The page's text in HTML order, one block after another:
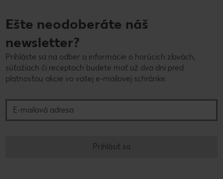
Ešte neodoberáte náš
newsletter?
Prihláste sa na odber a informácie o horúcich zľavách,
súťažiach či receptoch budete mať už dva dni pred
platnosťou akcie vo vašej e-mailovej schránke.
Prihlásiť sa